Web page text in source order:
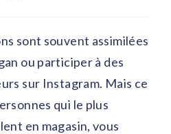
sont souvent assimilées
ou participer à des
sur Instagram. Mais ce
qui le plus
en magasin, vous